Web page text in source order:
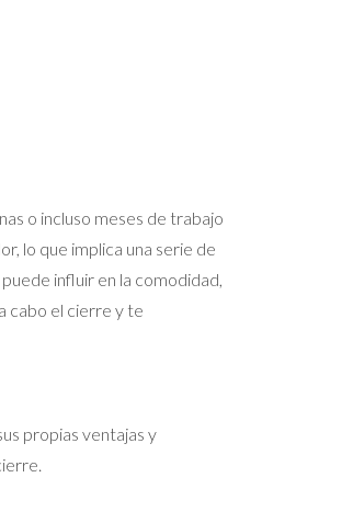
o incluso meses de trabajo
lo que implica una serie de
influir en la comodidad,
cabo el cierre y te
propias ventajas y